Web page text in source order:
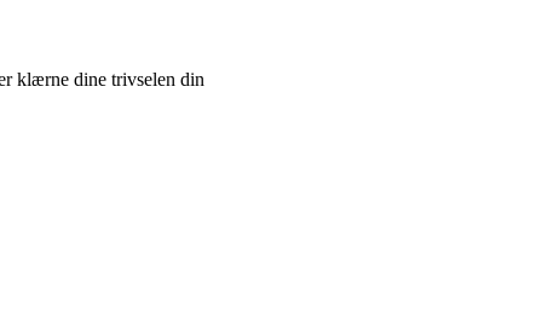
klærne dine trivselen din